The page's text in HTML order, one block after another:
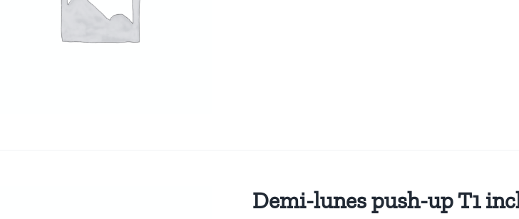
Demi-lunes push-up T1